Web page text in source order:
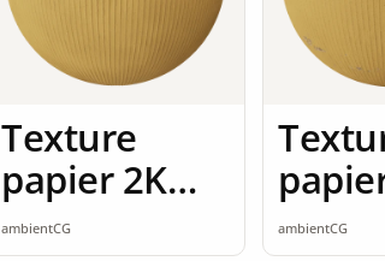
Texture
papier 2K
seamless
ambientCG ambientCG